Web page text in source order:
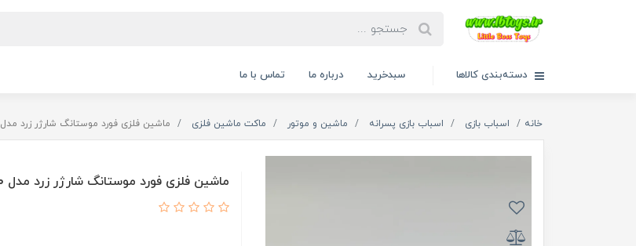
دسته‌بندی کالاها سبدخرید درباره ما تماس با ما
خانه اسباب بازی اسباب بازی پسرانه ماشین و موتور ماکت ماشین فلزی ماشین فلزی فورد موستانگ شارژر زرد مدل 1960 کد 62/38
ماشین فلزی فورد موستانگ شارژر زرد مدل 1960 کد 62/38